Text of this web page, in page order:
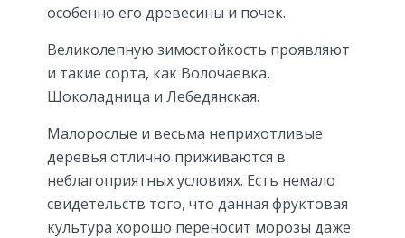
особенно его древесины и почек.
Великолепную зимостойкость проявляют
и такие сорта, как Волочаевка,
Шоколадница и Лебедянская.
Малорослые и весьма неприхотливые
деревья отлично приживаются в
неблагоприятных условиях. Есть немало
свидетельств того, что данная фруктовая
культура хорошо переносит морозы даже